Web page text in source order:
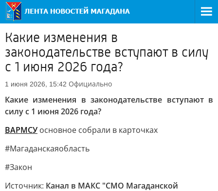
Какие изменения в
законодательстве вступают в силу
с 1 июня 2026 года?
1 июня 2026, 15:42 Официально
Какие изменения в законодательстве вступают в
силу с 1 июня 2026 года?
ВАРМСУ основное собрали в карточках
#Магаданскаяобласть
#Закон
Источник: Канал в МАКС "СМО Магаданской